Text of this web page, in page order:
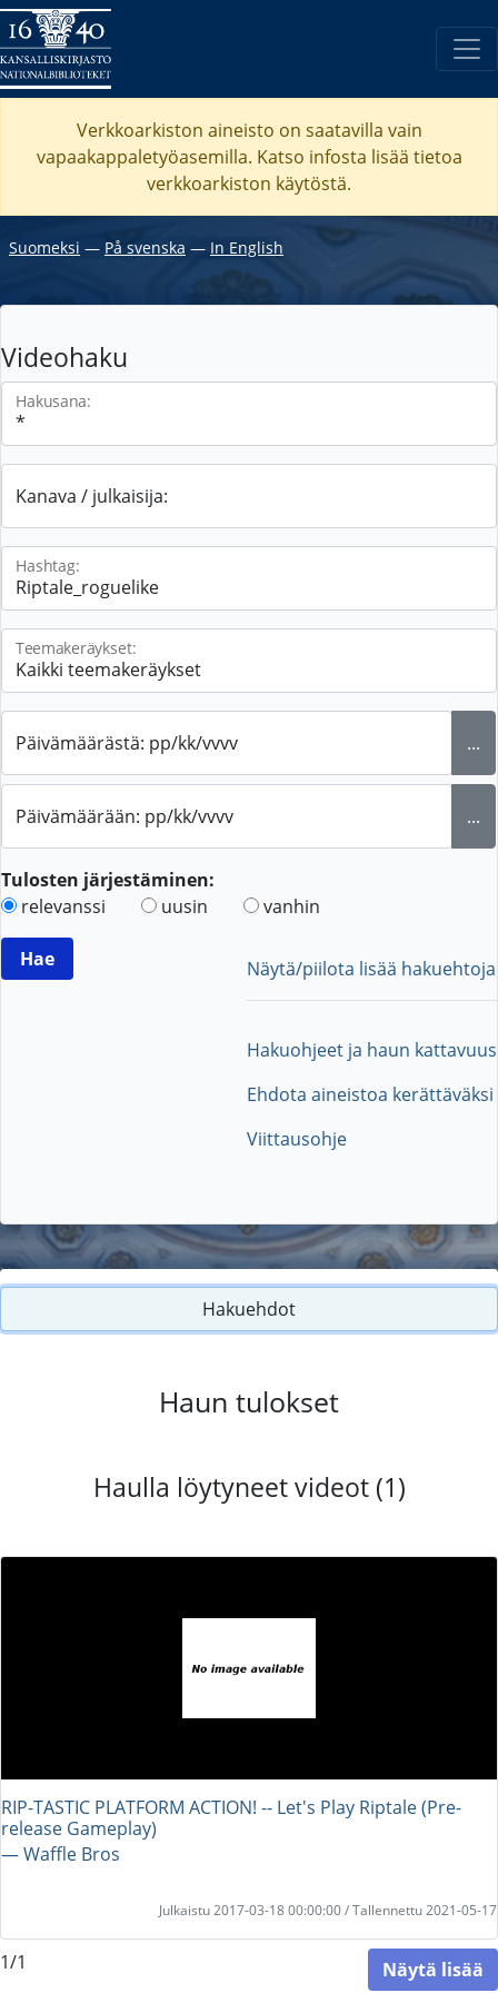
Verkkoarkiston aineisto on saatavilla vain
vapaakappaletyöasemilla. Katso infosta lisää tietoa
verkkoarkiston käytöstä.
Suomeksi ― På svenska ― In English
Videohaku
Hakusana:
Kanava / julkaisija:
Hashtag:
Teemakeräykset:
Päivämäärästä: pp/kk/vvvv ...
Päivämäärään: pp/kk/vvvv ...
Tulosten järjestäminen:
relevanssi
uusin vanhin
Näytä/piilota lisää hakuehtoja
Hakuohjeet ja haun kattavuus
Ehdota aineistoa kerättäväksi
Viittausohje
Hakuehdot
Haun tulokset
Haulla löytyneet videot (1)
RIP-TASTIC PLATFORM ACTION! -- Let's Play Riptale (Pre-
release Gameplay)
― Waffle Bros
Julkaistu 2017-03-18 00:00:00 / Tallennettu 2021-05-17
1/1 Näytä lisää